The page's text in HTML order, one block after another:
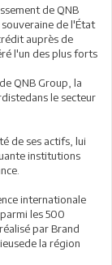
de QNB
de l'État
auprès de
l'un des plus forts
QNB Group, la
le secteur
de ses actifs, lui
institutions
internationale
les 500
par Brand
la région